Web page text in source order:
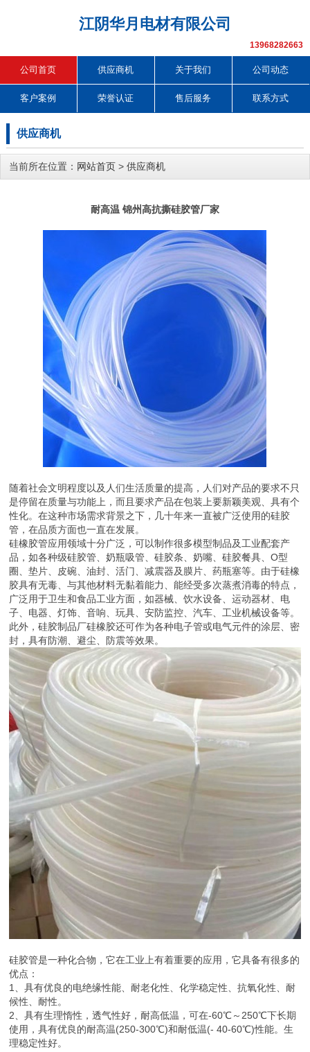
江阴华月电材有限公司
13968282663
公司首页 供应商机 关于我们 公司动态
客户案例 荣誉认证 售后服务 联系方式
供应商机
当前所在位置： 网站首页 > 供应商机
耐高温 锦州高抗撕硅胶管厂家
随着社会文明程度以及人们生活质量的提高，人们对产品的要求不只
是停留在质量与功能上，而且要求产品在包装上要新颖美观、具有个
性化。在这种市场需求背景之下，几十年来一直被广泛使用的硅胶
管，在品质方面也一直在发展。
硅橡胶管应用领域十分广泛，可以制作很多模型制品及工业配套产
品，如各种级硅胶管、奶瓶吸管、硅胶条、奶嘴、硅胶餐具、O型
圈、垫片、皮碗、油封、活门、减震器及膜片、药瓶塞等。由于硅橡
胶具有无毒、与其他材料无黏着能力、能经受多次蒸煮消毒的特点，
广泛用于卫生和食品工业方面，如器械、饮水设备、运动器材、电
子、电器、灯饰、音响、玩具、安防监控、汽车、工业机械设备等。
此外，硅胶制品厂硅橡胶还可作为各种电子管或电气元件的涂层、密
封，具有防潮、避尘、防震等效果。
硅胶管是一种化合物，它在工业上有着重要的应用，它具备有很多的
优点：
1、具有优良的电绝缘性能、耐老化性、化学稳定性、抗氧化性、耐
候性、耐性。
2、具有生理惰性，透气性好，耐高低温，可在-60℃～250℃下长期